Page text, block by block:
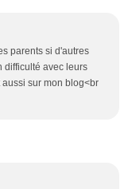
parents si d'autres
difficulté avec leurs
sur mon blog<br